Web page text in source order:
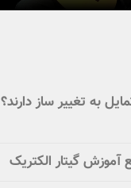
به تغییر ساز دارند؟
آموزش گیتار الکتریک